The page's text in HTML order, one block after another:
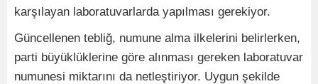
karşılayan laboratuvarlarda yapılması gerekiyor.
Güncellenen tebliğ, numune alma ilkelerini belirlerken,
parti büyüklüklerine göre alınması gereken laboratuvar
numunesi miktarını da netleştiriyor. Uygun şekilde